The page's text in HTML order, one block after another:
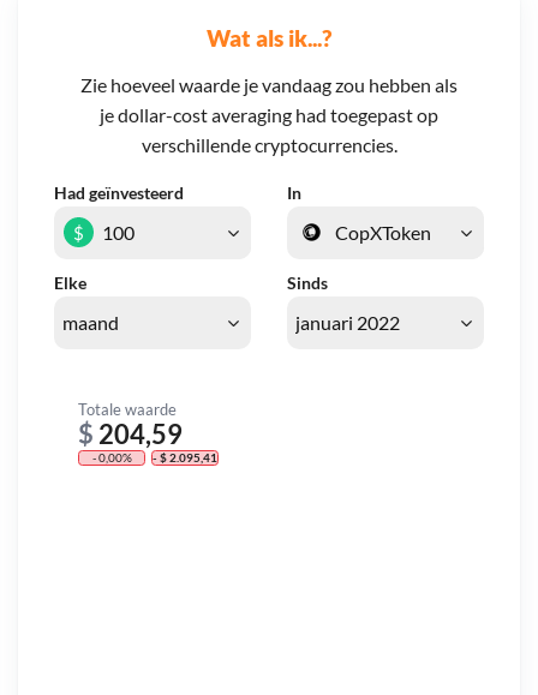
Wat als ik...?
Zie hoeveel waarde je vandaag zou hebben als
je dollar-cost averaging had toegepast op
verschillende cryptocurrencies.
Had geïnvesteerd In
Elke Sinds
$
Totale waarde
$ 204,59
- 0,00% - $ 2.095,41